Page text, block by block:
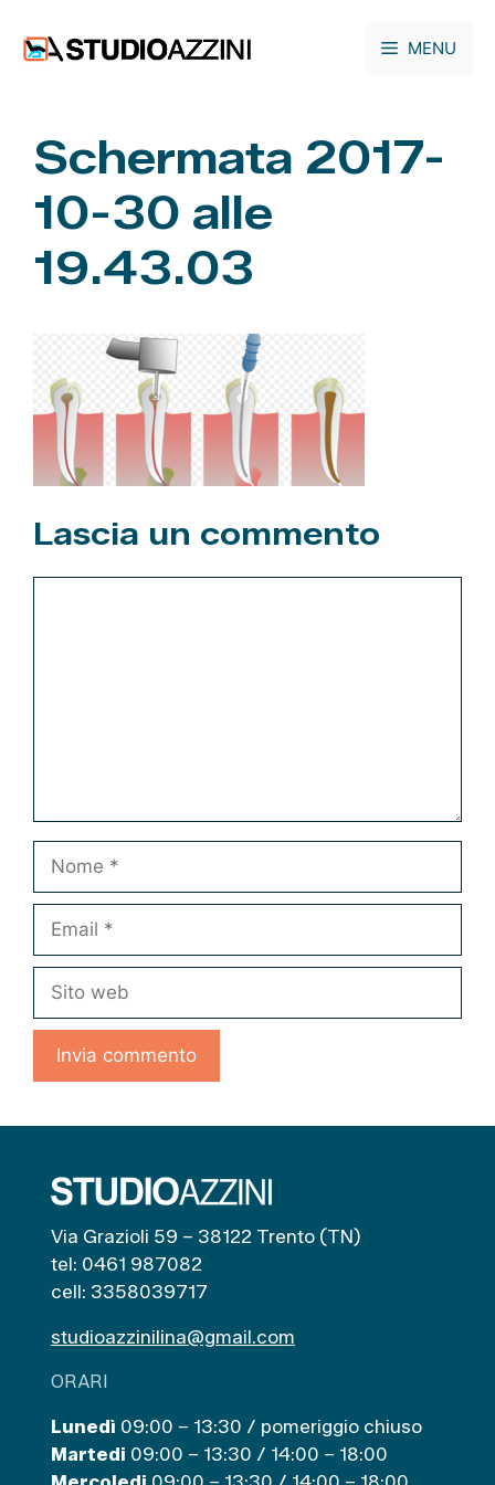
contenuto
MENU
Schermata 2017-
10-30 alle
19.43.03
Lascia un commento
web
Via Grazioli 59 – 38122 Trento (TN)
tel: 0461 987082
cell: 3358039717
studioazzinilina@gmail.com
ORARI
Lunedì 09:00 – 13:30 / pomeriggio chiuso
Martedi 09:00 – 13:30 / 14:00 – 18:00